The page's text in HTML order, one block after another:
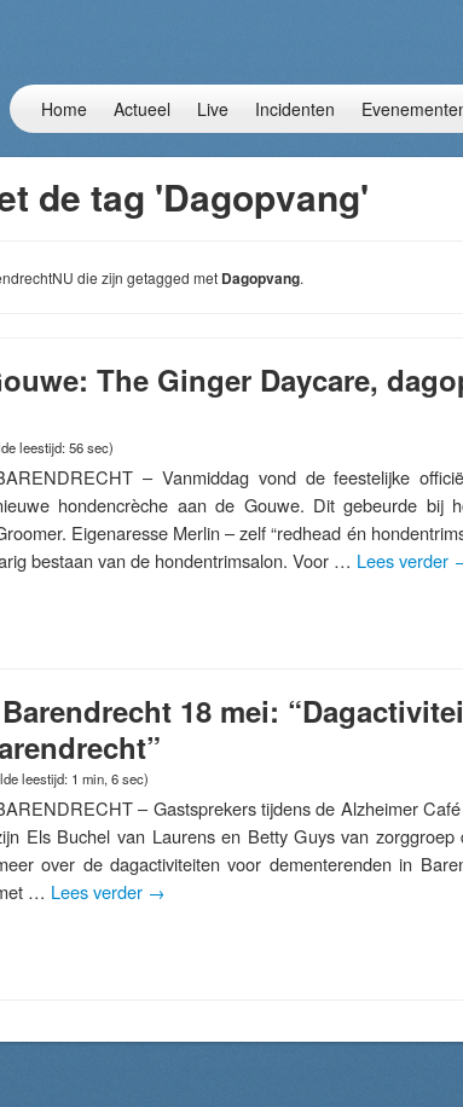
Home Actueel Live Incidenten
de tag 'Dagopvang'
die zijn getagged met Dagopvang.
The Ginger Daycare,
leestijd: 56 sec)
– Vanmiddag vond de feestelijke
hondencrèche aan de Gouwe. Dit gebeurde bij
Eigenaresse Merlin – zelf “redhead én
bestaan van de hondentrimsalon. Voor … Lees verder
18 mei:
leestijd: 1 min, 6 sec)
– Gastsprekers tijdens de Alzheimer
Els Buchel van Laurens en Betty Guys van zorggroep
over de dagactiviteiten voor dementerenden in
… Lees verder →